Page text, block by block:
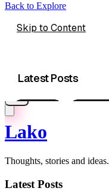
Back to Explore
Lako
Thoughts, stories and ideas.
Latest Posts